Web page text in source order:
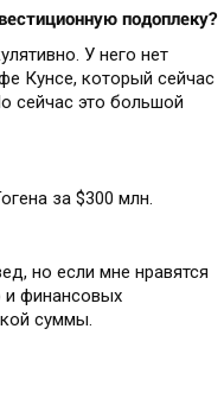
подоплеку?
У него нет
Кунсе, который сейчас
сейчас это большой
за $300 млн.
но если мне нравятся
и финансовых
суммы.